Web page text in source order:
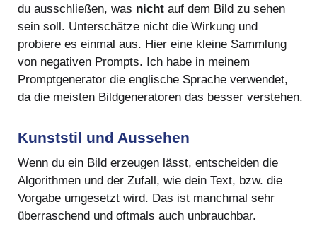
du ausschließen, was nicht auf dem Bild zu sehen
sein soll. Unterschätze nicht die Wirkung und
probiere es einmal aus. Hier eine kleine Sammlung
von negativen Prompts. Ich habe in meinem
Promptgenerator die englische Sprache verwendet,
da die meisten Bildgeneratoren das besser verstehen.
Kunststil und Aussehen
Wenn du ein Bild erzeugen lässt, entscheiden die
Algorithmen und der Zufall, wie dein Text, bzw. die
Vorgabe umgesetzt wird. Das ist manchmal sehr
überraschend und oftmals auch unbrauchbar.